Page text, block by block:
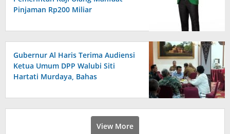
Pinjaman Rp200 Miliar
Gubernur Al Haris Terima Audiensi
Ketua Umum DPP Walubi Siti
Hartati Murdaya, Bahas
Umat
View More